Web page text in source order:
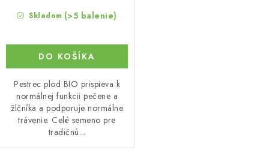
Skladom (>5 balenie)
DO KOŠÍKA
Pestrec plod BIO prispieva k
normálnej funkcii pečene a
žlčníka a podporuje normálne
trávenie. Celé semeno pre
tradičnú...